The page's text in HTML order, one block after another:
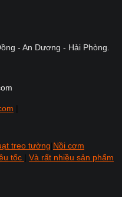
- An Dương - Hải Phòng.
treo tường Nồi cơm
tốc
Và rất nhiều sản phẩm